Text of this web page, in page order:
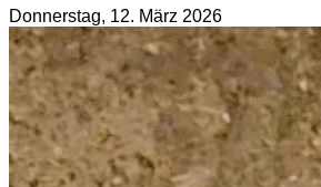
Donnerstag, 12. März 2026